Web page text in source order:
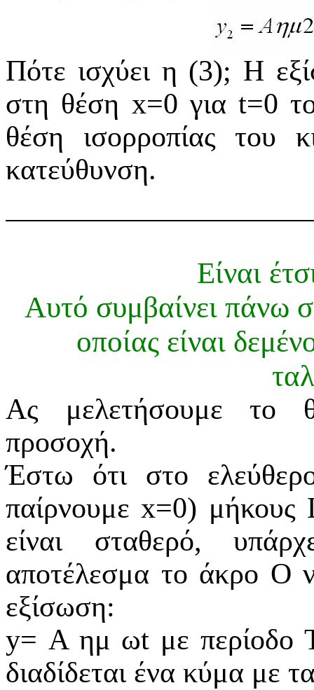
Πότε ισχύει η (3); Η
στη θέση x=0 για t=0
θέση ισορροπίας του
κατεύθυνση.
Είναι
Αυτό συμβαίνει πάνω
οποίας είναι
Ας μελετήσουμε το
προσοχή.
Έστω ότι στο
παίρνουμε x=0) μήκους
είναι σταθερό,
αποτέλεσμα το άκρο Ο
εξίσωση:
y= A ημ ωt με περίοδο
διαδίδεται ένα κύμα με